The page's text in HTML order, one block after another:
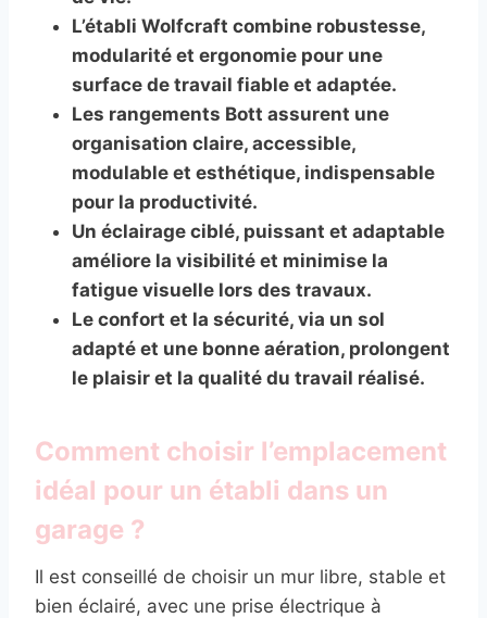
L’établi Wolfcraft combine robustesse,
modularité et ergonomie pour une
surface de travail fiable et adaptée.
Les rangements Bott assurent une
organisation claire, accessible,
modulable et esthétique, indispensable
pour la productivité.
Un éclairage ciblé, puissant et adaptable
améliore la visibilité et minimise la
fatigue visuelle lors des travaux.
Le confort et la sécurité, via un sol
adapté et une bonne aération, prolongent
le plaisir et la qualité du travail réalisé.
Comment choisir l’emplacement
idéal pour un établi dans un
garage ?
Il est conseillé de choisir un mur libre, stable et
bien éclairé, avec une prise électrique à